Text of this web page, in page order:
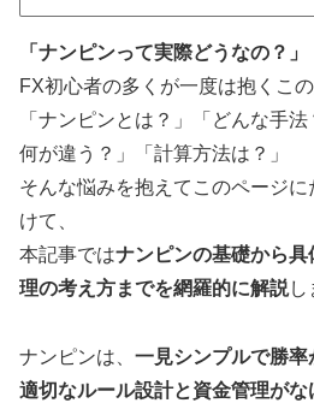
「ナンピンって実際どうなの？」
FX初心者の多くが一度は抱くこの
「ナンピンとは？」「どんな手
何が違う？」「計算方法は？」
そんな悩みを抱えてこのページ
けて、
本記事ではナンピンの基礎から
理の考え方までを網羅的に解説し
ナンピンは、 一見シンプルで勝
適切なルール設計と資金管理が